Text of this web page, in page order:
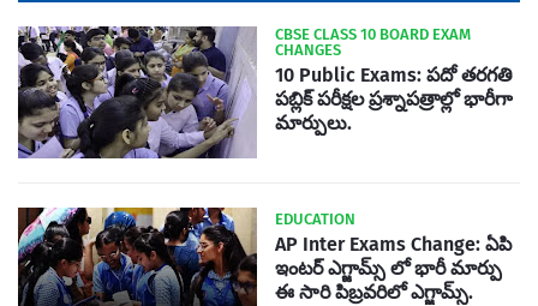
CBSE CLASS 10 BOARD EXAM
CHANGES
10 Public Exams: పదో తరగతి
పబ్లిక్‌ పరీక్షల ప్రశ్నాపత్రాల్లో భారీగా
మార్పులు.
EDUCATION
AP Inter Exams Change: ఏపి
ఇంటర్ ఎగ్జామ్స్ లో భారీ మార్పు
ఈ సారి పిబ్రవరిలో ఎగ్జామ్స్.